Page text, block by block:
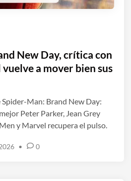
New Day, crítica con
a mover bien sus
Man: Brand New Day:
Peter Parker, Jean Grey
y Marvel recupera el pulso.
• 0